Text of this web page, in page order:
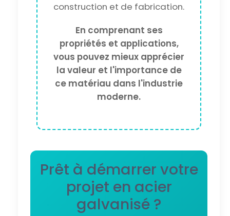
construction et de fabrication.
En comprenant ses
propriétés et applications,
vous pouvez mieux apprécier
la valeur et l'importance de
ce matériau dans l'industrie
moderne.
Prêt à démarrer votre
projet en acier
galvanisé ?